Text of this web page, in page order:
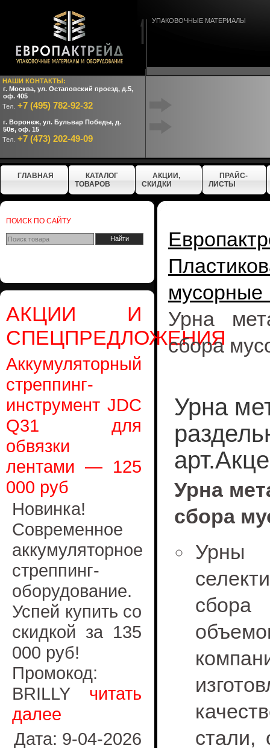
НАШИ КОНТАКТЫ:
г. Москва, ул. Остаповский проезд, д.5,
оф. 405
Тел. +7 (495) 782-92-32
г. Воронеж, ул. Бульвар Победы, д.
50в, оф. 15
Тел. +7 (473) 202-49-09
УПАКОВОЧНЫЕ МАТЕРИАЛЫ
ГЛАВНАЯ
КАТАЛОГ
ТОВАРОВ
АКЦИИ,
СКИДКИ
ПРАЙС-
ЛИСТЫ
ПОИСК ПО САЙТУ
АКЦИИ И
СПЕЦПРЕДЛОЖЕНИЯ
Аккумуляторный
стреппинг-
инструмент JDC
Q31 для
обвязки
лентами — 125
000 руб
Новинка!
Современное
аккумуляторное
стреппинг-
оборудование.
Успей купить со
скидкой за 135
000 руб!
Промокод:
BRILLY читать
далее
Дата: 9-04-2026
мусорные
Урна
сбора
Урна
Урна
сбора
стали,